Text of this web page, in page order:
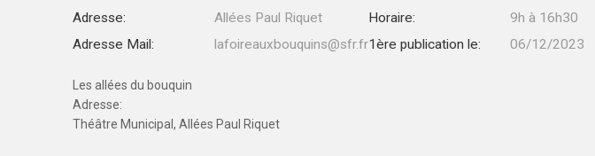
Adresse:
Allées Paul Riquet Horaire:
9h à 16h30
Adresse Mail:
lafoireauxbouquins@sfr.fr1ère publication le: 06/12/2023
Les allées du bouquin
Adresse:
Théâtre Municipal, Allées Paul Riquet